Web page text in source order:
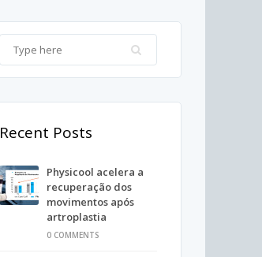
Recent Posts
Physicool acelera a
recuperação dos
movimentos após
artroplastia
0 COMMENTS